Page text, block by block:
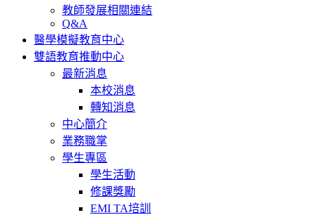
教師發展相關連結
Q&A
醫學模擬教育中心
雙語教育推動中心
最新消息
本校消息
轉知消息
中心簡介
業務職掌
學生專區
學生活動
修課獎勵
EMI TA培訓